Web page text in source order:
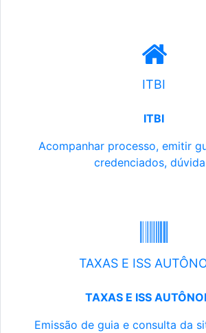
ITBI
ITBI
Acompanhar processo, emitir
credenciados,
TAXAS E ISS
TAXAS E ISS
Emissão de guia e consulta da